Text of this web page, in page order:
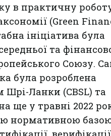
в практичну
(Green
ініціатива була
та
Союзу.
була розроблена
Ланки (CBSL) та
ще у травні 2022
нормативною